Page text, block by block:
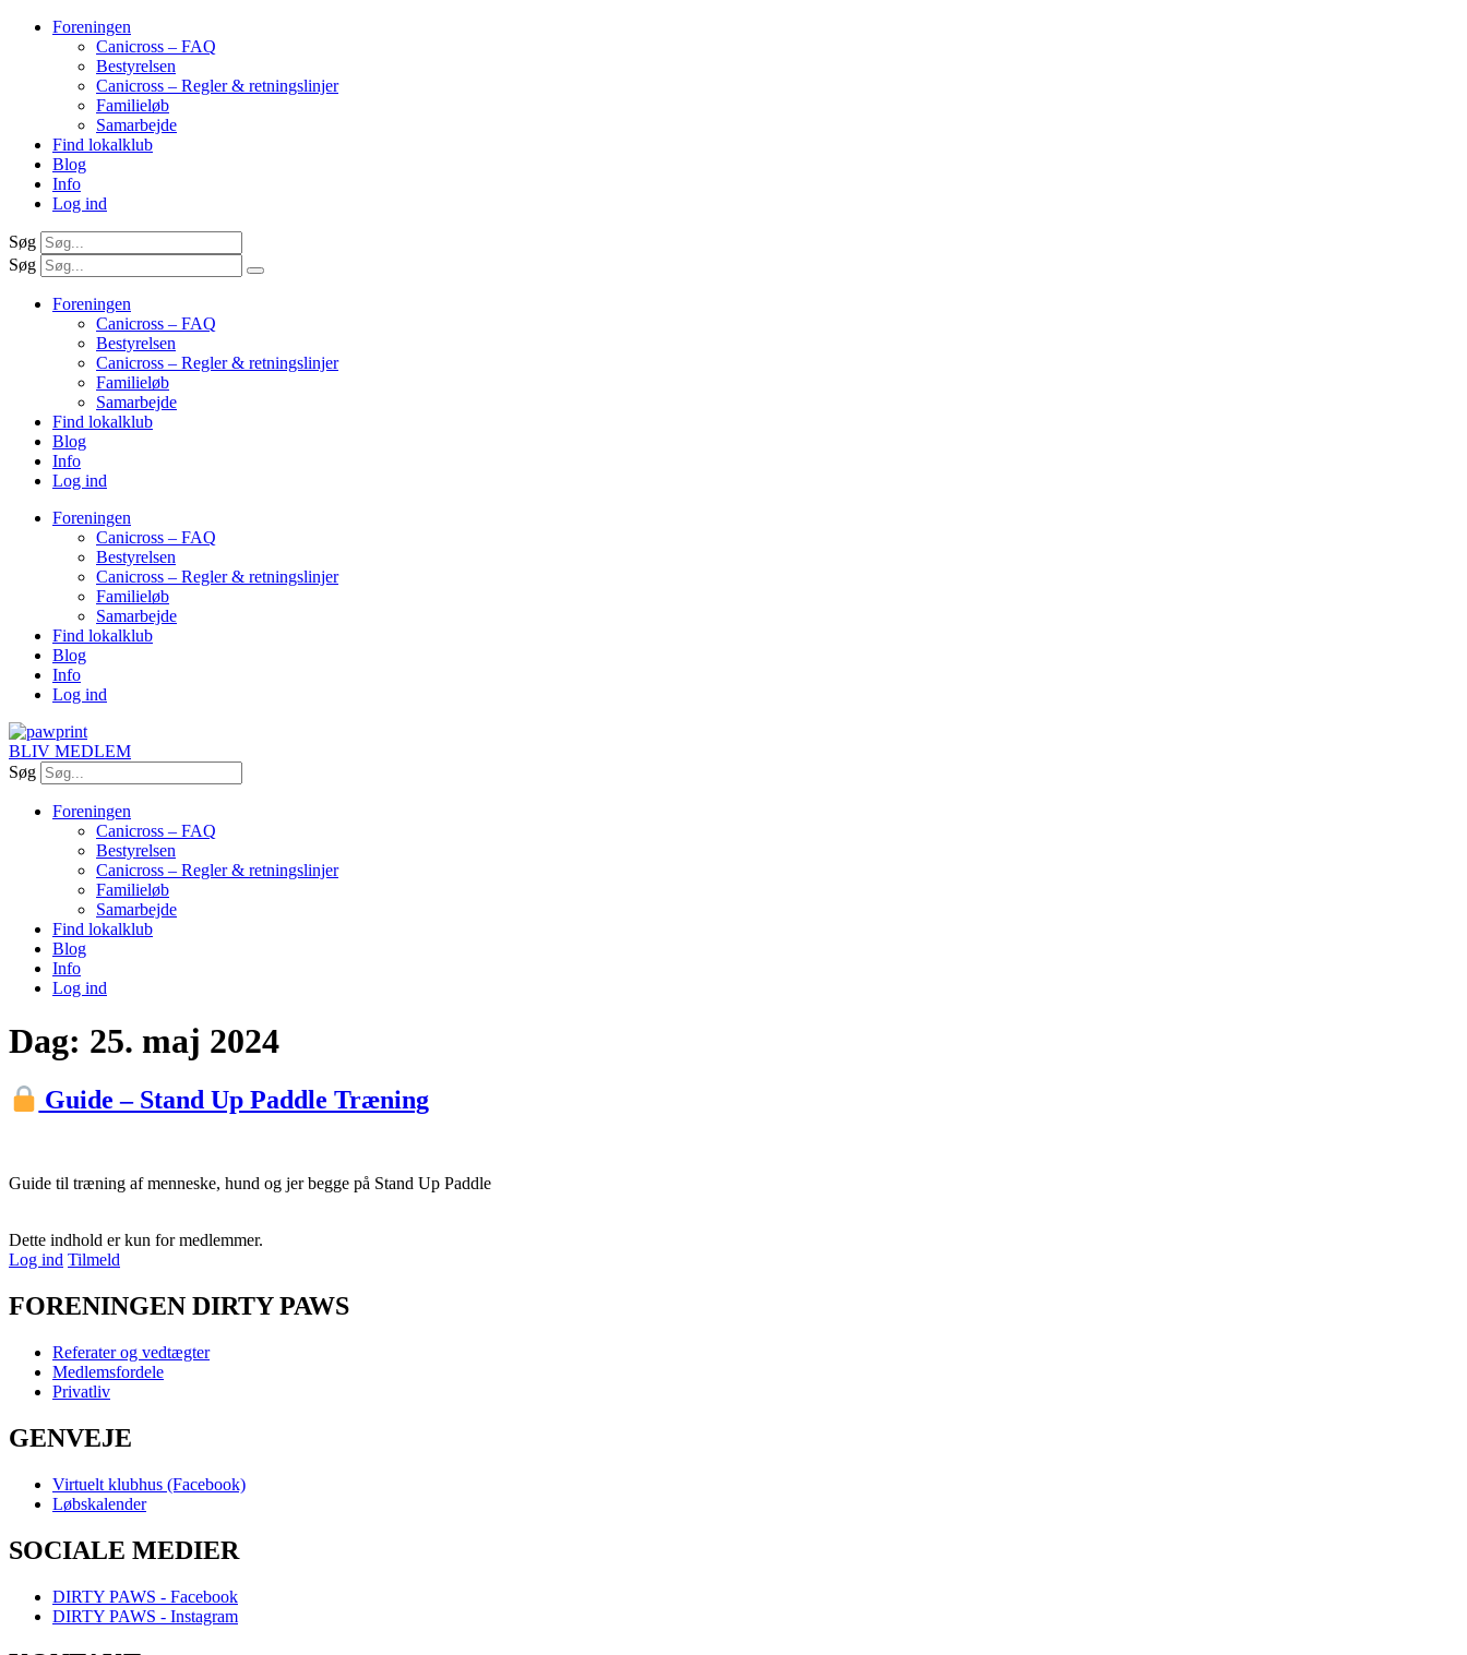
Foreningen
Canicross – FAQ
Bestyrelsen
Canicross – Regler & retningslinjer
Familieløb
Samarbejde
Find lokalklub
Blog
Info
Log ind
Søg
Søg
Foreningen
Canicross – FAQ
Bestyrelsen
Canicross – Regler & retningslinjer
Familieløb
Samarbejde
Find lokalklub
Blog
Info
Log ind
Foreningen
Canicross – FAQ
Bestyrelsen
Canicross – Regler & retningslinjer
Familieløb
Samarbejde
Find lokalklub
Blog
Info
Log ind
BLIV MEDLEM
Søg
Foreningen
Canicross – FAQ
Bestyrelsen
Canicross – Regler & retningslinjer
Familieløb
Samarbejde
Find lokalklub
Blog
Info
Log ind
Dag: 25. maj 2024
Guide – Stand Up Paddle Træning
Guide til træning af menneske, hund og jer begge på Stand Up Paddle
Dette indhold er kun for medlemmer.
Log ind Tilmeld
FORENINGEN DIRTY PAWS
Referater og vedtægter
Medlemsfordele
Privatliv
GENVEJE
Virtuelt klubhus (Facebook)
Løbskalender
SOCIALE MEDIER
DIRTY PAWS - Facebook
DIRTY PAWS - Instagram